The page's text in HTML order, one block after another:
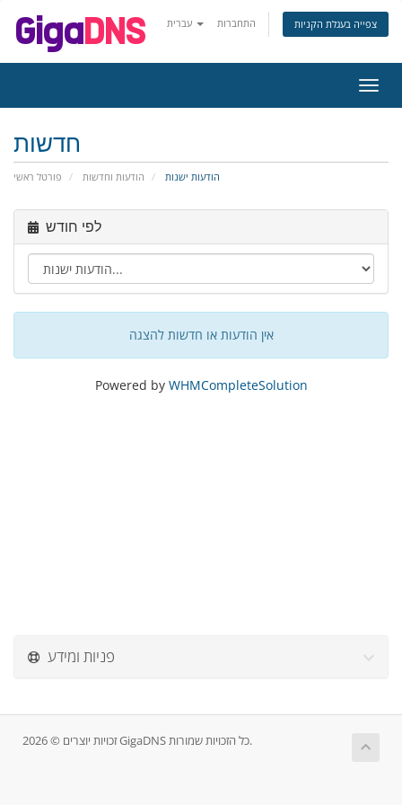
התחברות צפייה בעגלת הקניות
ניווט
חדשות
פורטל ראשי הודעות וחדשות הודעות ישנות
לפי חודש
אין הודעות או חדשות להצגה
Powered by WHMCompleteSolution
פניות ומידע
זכויות יוצרים © 2026 GigaDNS כל הזכויות שמורות.